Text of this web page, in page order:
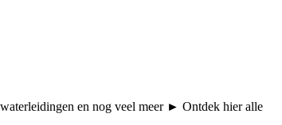
en nog veel meer ► Ontdek hier alle